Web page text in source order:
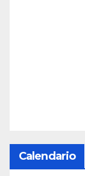
Calendario